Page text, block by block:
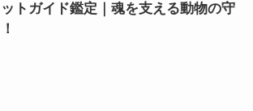
トガイド鑑定｜魂を支える動物の守